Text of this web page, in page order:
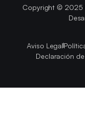
Copyright © 2025
Aviso Legal
Declaración